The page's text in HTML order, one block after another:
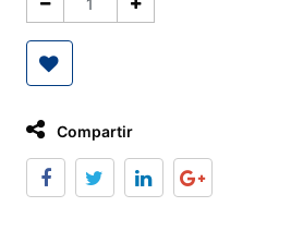
Compartir